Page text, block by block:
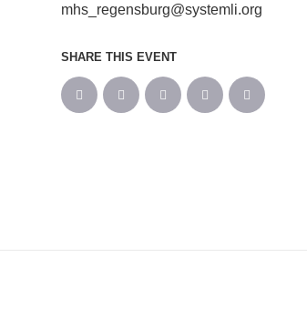
mhs_regensburg@systemli.org
SHARE THIS EVENT